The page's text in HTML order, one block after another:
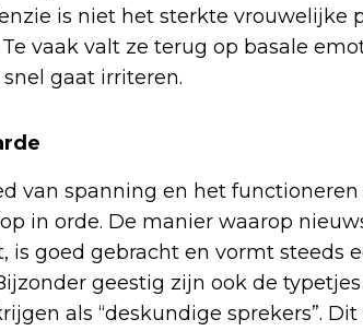
is niet het sterkte vrouwelijke
vaak valt ze terug op basale
gaat irriteren.
van spanning en het
in orde. De manier waarop
is goed gebracht en vormt steeds
geestig zijn ook de
als “deskundige sprekers”.